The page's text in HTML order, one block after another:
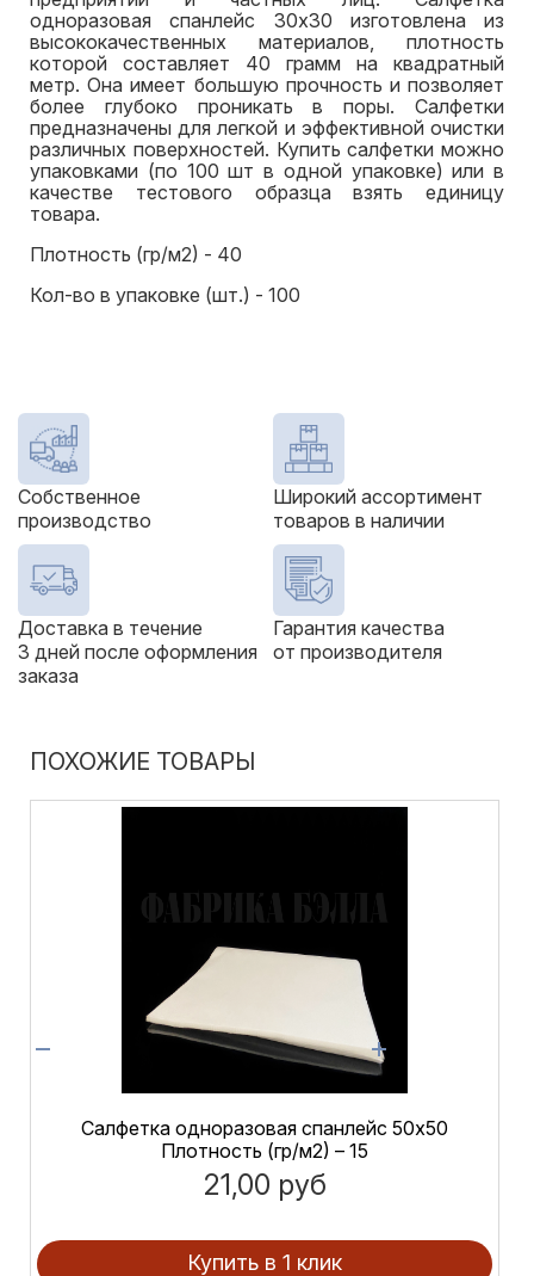
одноразовая спанлейс 30x30 изготовлена из
высококачественных материалов, плотность
которой составляет 40 грамм на квадратный
метр. Она имеет большую прочность и позволяет
более глубоко проникать в поры. Салфетки
предназначены для легкой и эффективной очистки
различных поверхностей. Купить салфетки можно
упаковками (по 100 шт в одной упаковке) или в
качестве тестового образца взять единицу
товара.
Плотность (гр/м2) - 40
Кол-во в упаковке (шт.) - 100
Собственное
производство
Широкий ассортимент
товаров в наличии
Доставка в течение
3 дней после оформления
заказа
Гарантия качества
от производителя
ПОХОЖИЕ ТОВАРЫ
Салфетка одноразовая спанлейс 50х50
Плотность (гр/м2) – 15
21,00 руб
Купить в 1 клик